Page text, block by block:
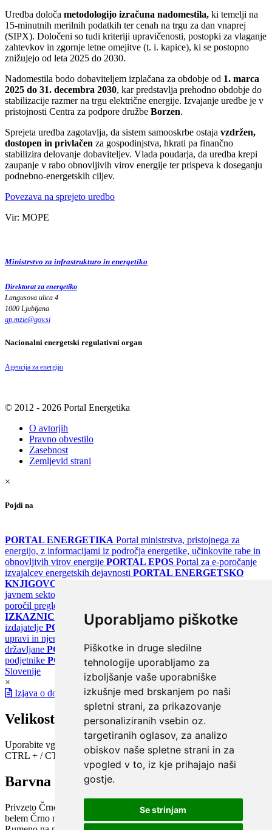
Uporabljamo piškotke
Piškotke in druge sledilne
tehnologije uporabljamo za
izboljšanje vaše uporabniške
izkušnje med brskanjem po naši
spletni strani, za prikazovanje
personaliziranih vsebin oz.
targetiranih oglasov, za analizo
obiskov naše spletne strani in za
vpogled v to, iz kje prihajajo naši
gostje.
Se strinjam
Uredba določa metodologijo izračuna nadomestila, ki temelji na
15‑minutnih merilnih podatkih ter cenah na trgu za dan vnaprej
(SIPX). Določeni so tudi kriteriji upravičenosti, postopki za vlaganje
zahtevkov in zgornje letne omejitve (t. i. kapice), ki se postopno
znižujejo od leta 2025 do 2030.
Nadomestila bodo dobaviteljem izplačana za obdobje od 1. marca
2025 do 31. decembra 2030, kar predstavlja prehodno obdobje do
stabilizacije razmer na trgu električne energije. Izvajanje uredbe je v
pristojnosti Centra za podpore družbe Borzen.
Sprejeta uredba zagotavlja, da sistem samooskrbe ostaja vzdržen,
dostopen in privlačen za gospodinjstva, hkrati pa finančno
stabilizira delovanje dobaviteljev. Vlada poudarja, da uredba krepi
zaupanje v rabo obnovljivih virov energije ter prispeva k doseganju
podnebno‑energetskih ciljev.
Povezava na sprejeto uredbo
Vir: MOPE
Ministrstvo za infrastrukturo in energetiko
Direktorat za energetiko
Langusova ulica 4
1000 Ljubljana
gp.mzie@gov.si
Nacionalni energetski regulativni organ
Agencija za energijo
© 2012 - 2026 Portal Energetika
O avtorjih
Pravno obvestilo
Zasebnost
Zemljevid strani
×
Pojdi na
PORTAL ENERGETIKA Portal ministrstva, pristojnega za
energijo, z informacijami iz področja energetike, učinkovite rabe in
obnovljivih virov energije PORTAL EPOS Portal za e-poročanje
izvajalcev energetskih dejavnosti PORTAL ENERGETSKO
KNJIGOVODSTVO
javnem sektorju
poročil pregledov klimatskih sistemov
IZKAZNICE
Register energetskih izkaznic - za izdelovalce in
izdajatelje PORTAL GOV.SI Osrednje spletno mesto o državni
upravi in njenih storitvah
državljane PORTAL SPOT Državni portal za podjetja in
podjetnike PORTAL OPSI Državni portal odprtih podatkov
Slovenije
×
Izjava o dostopnosti
Velikost pisave
Uporabite vgrajeno funkcijo brskalnika
CTRL + / CTRL -
Barvna shema
Privzeto Črno na belem Belo na črnem Črno na bež
belem Črno na zelenem
Modro na rumenem